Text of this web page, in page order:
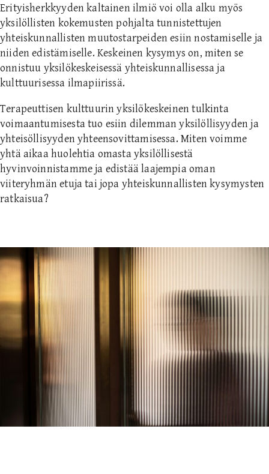
Erityisherkkyyden kaltainen ilmiö voi olla alku myös
yksilöllisten kokemusten pohjalta tunnistettujen
yhteiskunnallisten muutostarpeiden esiin nostamiselle ja
niiden edistämiselle. Keskeinen kysymys on, miten se
onnistuu yksilökeskeisessä yhteiskunnallisessa ja
kulttuurisessa ilmapiirissä.
Terapeuttisen kulttuurin yksilökeskeinen tulkinta
voimaantumisesta tuo esiin dilemman yksilöllisyyden ja
yhteisöllisyyden yhteensovittamisessa. Miten voimme
yhtä aikaa huolehtia omasta yksilöllisestä
hyvinvoinnistamme ja edistää laajempia oman
viiteryhmän etuja tai jopa yhteiskunnallisten kysymysten
ratkaisua?